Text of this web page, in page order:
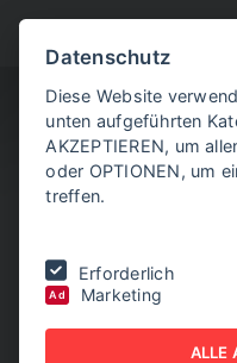
Austro-"Ja" zu EU-Mercosur-Pakt
IV:
Datenschutz
Diese Website
unten aufgeführten
AKZEPTIEREN, um
oder OPTIONEN, um
treffen.
Erforderlich
Ad Marketing
ALLE